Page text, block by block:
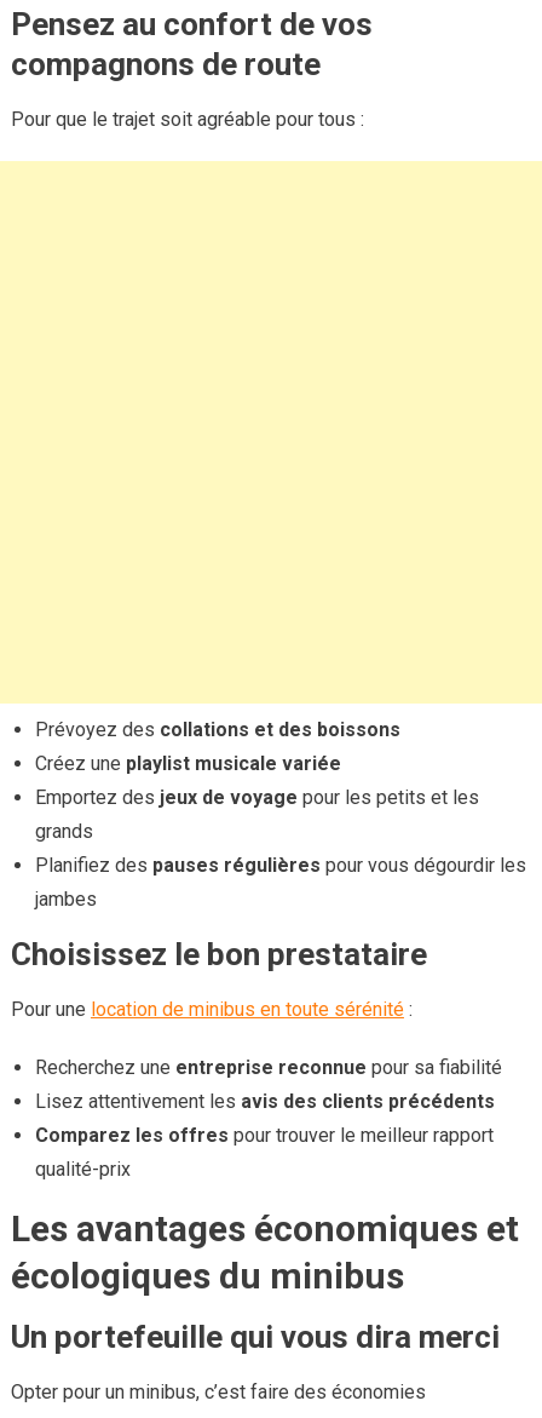
Pensez au confort de vos
compagnons de route
Pour que le trajet soit agréable pour tous :
Prévoyez des collations et des boissons
Créez une playlist musicale variée
Emportez des jeux de voyage pour les petits et les
grands
Planifiez des pauses régulières pour vous dégourdir les
jambes
Choisissez le bon prestataire
Pour une location de minibus en toute sérénité:
Recherchez une entreprise reconnue pour sa fiabilité
Lisez attentivement les avis des clients précédents
Comparez les offres pour trouver le meilleur rapport
qualité-prix
Les avantages économiques et
écologiques du minibus
Un portefeuille qui vous dira merci
Opter pour un minibus, c’est faire des économies